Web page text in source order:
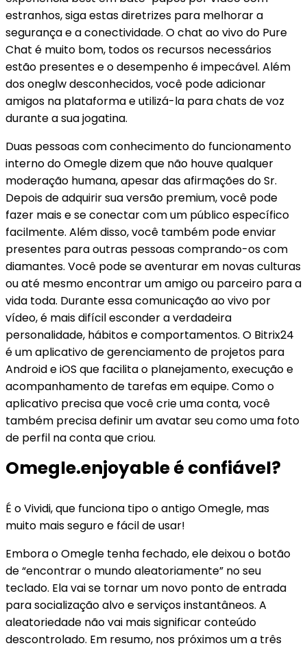
estranhos, siga estas diretrizes para melhorar a
segurança e a conectividade. O chat ao vivo do Pure
Chat é muito bom, todos os recursos necessários
estão presentes e o desempenho é impecável. Além
dos oneglw desconhecidos, você pode adicionar
amigos na plataforma e utilizá-la para chats de voz
durante a sua jogatina.
Duas pessoas com conhecimento do funcionamento
interno do Omegle dizem que não houve qualquer
moderação humana, apesar das afirmações do Sr.
Depois de adquirir sua versão premium, você pode
fazer mais e se conectar com um público específico
facilmente. Além disso, você também pode enviar
presentes para outras pessoas comprando-os com
diamantes. Você pode se aventurar em novas culturas
ou até mesmo encontrar um amigo ou parceiro para a
vida toda. Durante essa comunicação ao vivo por
vídeo, é mais difícil esconder a verdadeira
personalidade, hábitos e comportamentos. O Bitrix24
é um aplicativo de gerenciamento de projetos para
Android e iOS que facilita o planejamento, execução e
acompanhamento de tarefas em equipe. Como o
aplicativo precisa que você crie uma conta, você
também precisa definir um avatar seu como uma foto
de perfil na conta que criou.
Omegle.enjoyable é confiável?
É o Vividi, que funciona tipo o antigo Omegle, mas
muito mais seguro e fácil de usar!
Embora o Omegle tenha fechado, ele deixou o botão
de “encontrar o mundo aleatoriamente” no seu
teclado. Ela vai se tornar um novo ponto de entrada
para socialização alvo e serviços instantâneos. A
aleatoriedade não vai mais significar conteúdo
descontrolado. Em resumo, nos próximos um a três